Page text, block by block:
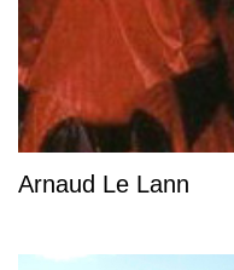
Arnaud Le Lann